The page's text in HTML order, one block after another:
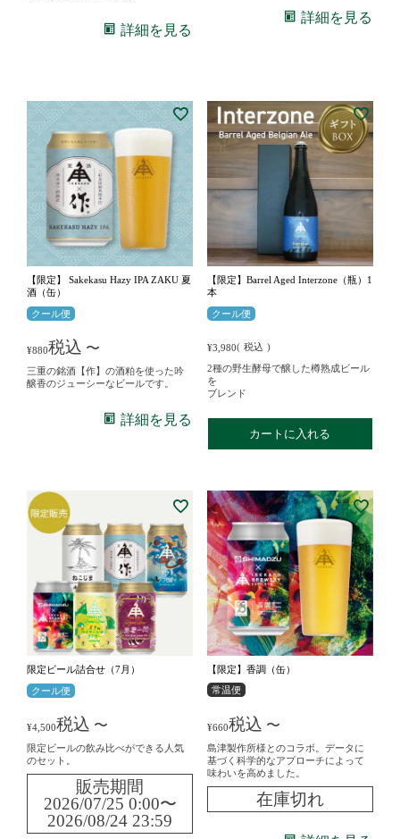
詳細を見る
詳細を見る
【限定】 Sakekasu Hazy IPA ZAKU 夏
酒（缶）
クール便
¥880税込 〜
三重の銘酒【作】の酒粕を使った吟
醸香のジューシーなビールです。
詳細を見る
【限定】Barrel Aged Interzone（瓶）1
本
クール便
¥3,980
税込
2種の野生酵母で醸した樽熟成ビール
を
ブレンド
カートに入れる
限定ビール詰合せ（7月）
クール便
¥4,500税込 〜
限定ビールの飲み比べができる人気
のセット。
販売期間
2026/07/25 0:00〜
2026/08/24 23:59
【限定】香調（缶）
常温便
¥660税込 〜
島津製作所様とのコラボ。データに
基づく科学的なアプローチによって
味わいを高めました。
在庫切れ